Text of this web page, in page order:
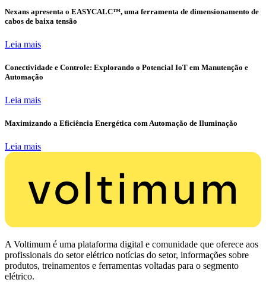
Nexans apresenta o EASYCALC™, uma ferramenta de dimensionamento de
cabos de baixa tensão
Leia mais
Conectividade e Controle: Explorando o Potencial IoT em Manutenção e
Automação
Leia mais
Maximizando a Eficiência Energética com Automação de Iluminação
Leia mais
A Voltimum é uma plataforma digital e comunidade que oferece aos
profissionais do setor elétrico notícias do setor, informações sobre
produtos, treinamentos e ferramentas voltadas para o segmento
elétrico.